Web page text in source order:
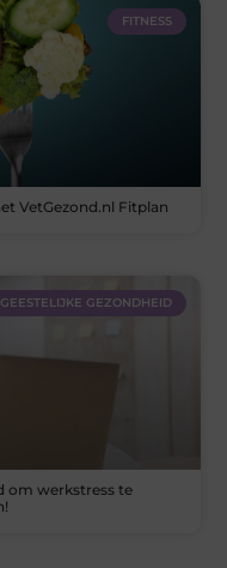
FITNESS
VetGezond.nl Fitplan
GEESTELIJKE GEZONDHEID
om werkstress te